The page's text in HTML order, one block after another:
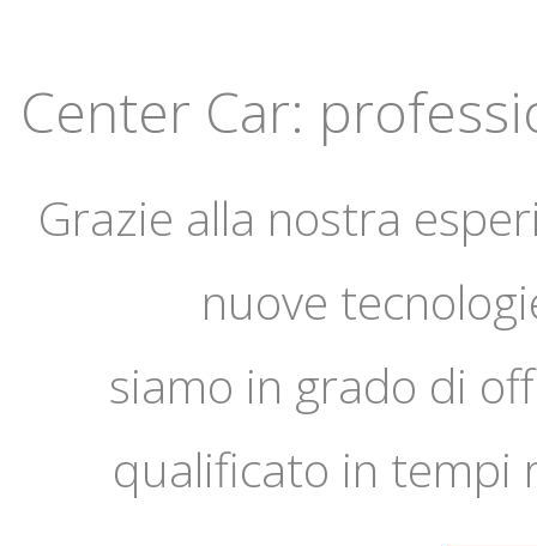
Center Car:
Grazie alla nostra
nuove
siamo in grado di
qualificato in tempi